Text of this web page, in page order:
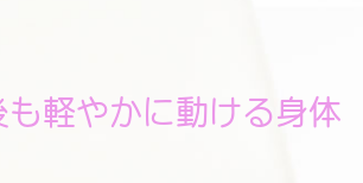
軽やかに動ける身体